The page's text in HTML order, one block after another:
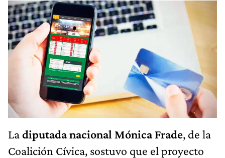
Ladiputada nacional Mónica Frade, de la
Coalición Cívica, sostuvo que el proyecto